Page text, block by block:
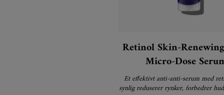
Retinol Skin-
Micro-Dose
Et effektivt anti-anti-serum med
synlig reduserer rynker, forbedrer